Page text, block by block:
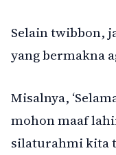
Selain twibbon,
yang bermakna
Misalnya,
mohon maaf
silaturahmi kita